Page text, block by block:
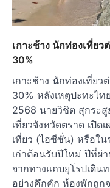
เกาะช้าง นักท่องเที่ยว
30%
เกาะช้าง นักท่องเที่ยว
30% หลังเหตุปะทะไ
2568 นายวิชิต สุกระ
เที่ยวจังหวัดตราด เปิด
เที่ยว (ไฮซีซั่น) หรือใ
เก่าต้อนรับปีใหม่ ปีที่ผ่
จากทางแถบยุโรปเดิน
อย่างคึกคัก ห้องพักถูก